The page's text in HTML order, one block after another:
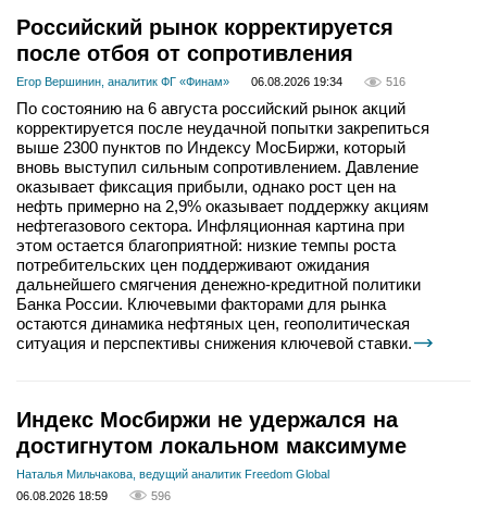
Российский рынок корректируется
после отбоя от сопротивления
Егор Вершинин, аналитик ФГ «Финам» 06.08.2026 19:34 516
По состоянию на 6 августа российский рынок акций
корректируется после неудачной попытки закрепиться
выше 2300 пунктов по Индексу МосБиржи, который
вновь выступил сильным сопротивлением. Давление
оказывает фиксация прибыли, однако рост цен на
нефть примерно на 2,9% оказывает поддержку акциям
нефтегазового сектора. Инфляционная картина при
этом остается благоприятной: низкие темпы роста
потребительских цен поддерживают ожидания
дальнейшего смягчения денежно-кредитной политики
Банка России. Ключевыми факторами для рынка
остаются динамика нефтяных цен, геополитическая
ситуация и перспективы снижения ключевой ставки.
Индекс Мосбиржи не удержался на
достигнутом локальном максимуме
Наталья Мильчакова, ведущий аналитик Freedom Global
06.08.2026 18:59
596